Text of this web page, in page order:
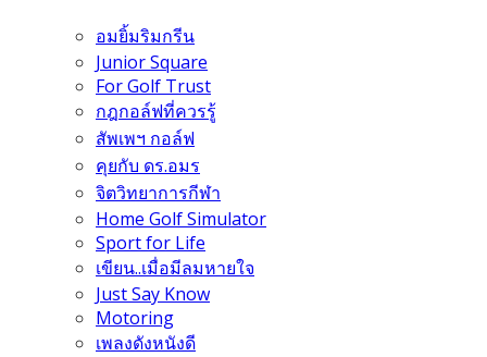
อมยิ้มริมกรีน
Junior Square
For Golf Trust
กฎกอล์ฟที่ควรรู้
สัพเพฯ กอล์ฟ
คุยกับ ดร.อมร
จิตวิทยาการกีฬา
Home Golf Simulator
Sport for Life
เขียน..เมื่อมีลมหายใจ
Just Say Know
Motoring
เพลงดังหนังดี